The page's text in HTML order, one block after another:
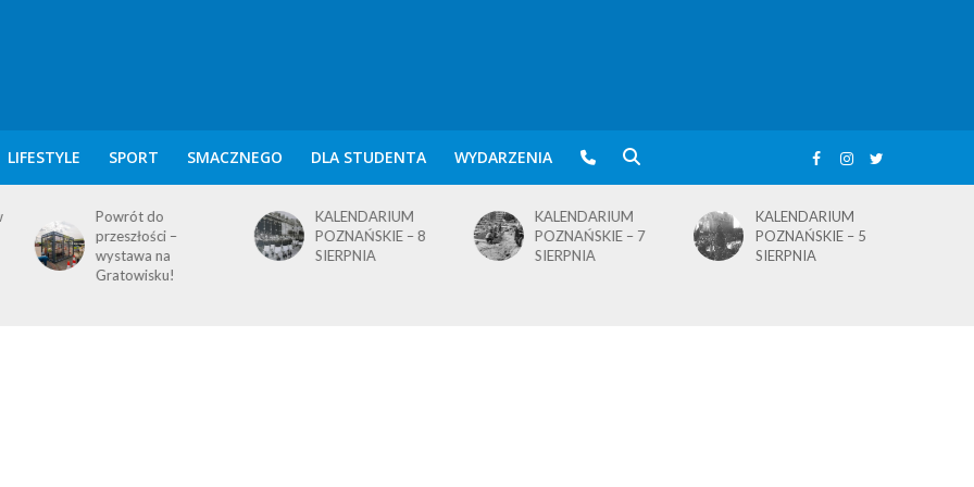
LIFESTYLE SPORT SMACZNEGO DLA STUDENTA WYDARZENIA
KALENDARIUM
POZNAŃSKIE – 8
SIERPNIA
KALENDARIUM
POZNAŃSKIE – 7
SIERPNIA
KALENDARIUM
POZNAŃSKIE – 5
SIERPNIA
KALENDARIUM
POZNAŃSKIE – 4
SIERPNIA